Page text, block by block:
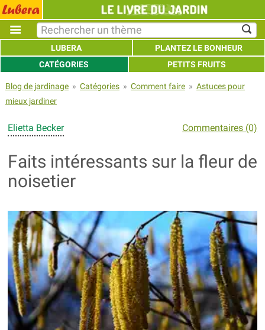
LUBERA
PLANTEZ LE BONHEUR
CATÉGORIES
PETITS FRUITS
Blog de jardinage» Catégories» Comment faire» Astuces pour
mieux jardiner
Elietta Becker Commentaires (0)
Faits intéressants sur la fleur de
noisetier